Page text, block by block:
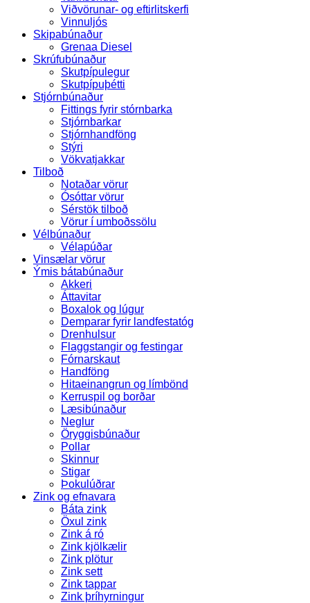
Viðvörunar- og eftirlitskerfi
Vinnuljós
Skipabúnaður
Grenaa Diesel
Skrúfubúnaður
Skutpípulegur
Skutpípuþétti
Stjórnbúnaður
Fittings fyrir stórnbarka
Stjórnbarkar
Stjórnhandföng
Stýri
Vökvatjakkar
Tilboð
Notaðar vörur
Ósóttar vörur
Sérstök tilboð
Vörur í umboðssölu
Vélbúnaður
Vélapúðar
Vinsælar vörur
Ýmis bátabúnaður
Akkeri
Áttavitar
Boxalok og lúgur
Demparar fyrir landfestatóg
Drenhulsur
Flaggstangir og festingar
Fórnarskaut
Handföng
Hitaeinangrun og límbönd
Kerruspil og borðar
Læsibúnaður
Neglur
Öryggisbúnaður
Pollar
Skinnur
Stigar
Þokulúðrar
Zink og efnavara
Báta zink
Öxul zink
Zink á ró
Zink kjölkælir
Zink plötur
Zink sett
Zink tappar
Zink þríhyrningur